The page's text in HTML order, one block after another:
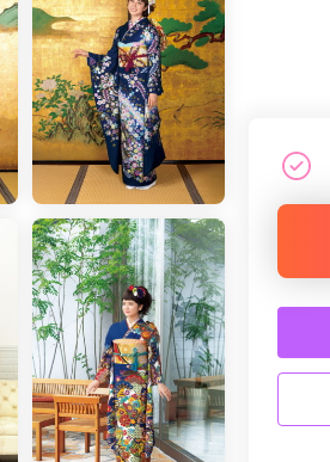
(36)
宮崎県(41)
県(40)